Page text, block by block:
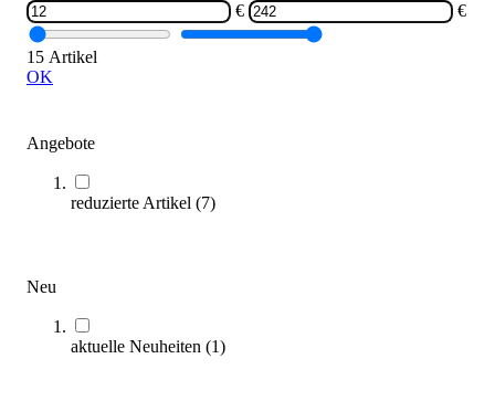
€
€
15 Artikel
OK
Angebote
reduzierte Artikel (7)
Neu
aktuelle Neuheiten (1)
Wilson® 3x3 Mini
Zum Produkt